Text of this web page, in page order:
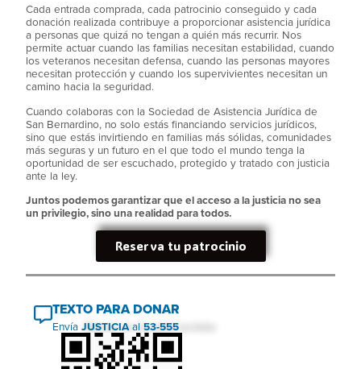
Cada entrada comprada, cada patrocinio conseguido y cada
donación realizada contribuye a proporcionar asistencia jurídica
a personas que quizá no tengan a quién más recurrir. Nos
permite actuar cuando las familias necesitan estabilidad, cuando
los veteranos necesitan defensa, cuando las personas mayores
necesitan protección y cuando los supervivientes necesitan un
camino hacia la seguridad.
Cuando colaboras con la Sociedad de Asistencia Jurídica de
San Bernardino, no solo estás financiando servicios jurídicos,
sino que estás invirtiendo en familias más sólidas, comunidades
más seguras y un futuro en el que todo el mundo tenga la
oportunidad de ser escuchado, protegido y tratado con justicia
ante la ley.
Juntos podemos garantizar que el acceso a la justicia no sea
un privilegio, sino una realidad para todos.
Reserva tu patrocinio
TEXTO PARA DONAR
Envía JUSTICIAal 53-555